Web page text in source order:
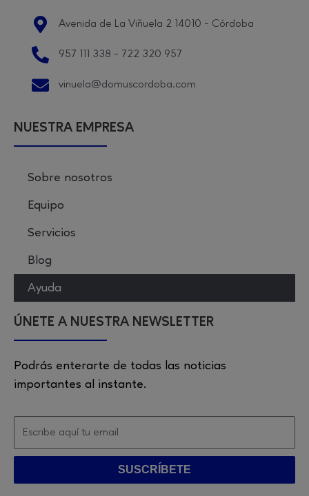
Avenida de La Viñuela 2 14010 - Córdoba
957 111 338 - 722 320 957
vinuela@domuscordoba.com
NUESTRA EMPRESA
Sobre nosotros
Equipo
Servicios
Blog
Ayuda
ÚNETE A NUESTRA NEWSLETTER
Podrás enterarte de todas las noticias
importantes al instante.
SUSCRÍBETE